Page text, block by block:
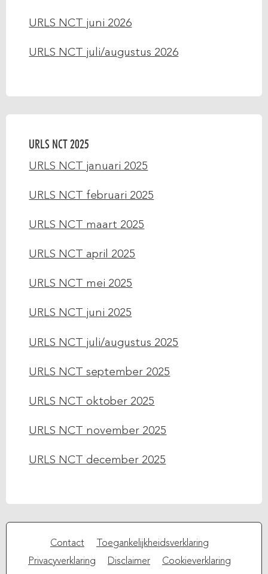
URLS NCT juni 2026
URLS NCT juli/augustus 2026
URLS NCT 2025
URLS NCT januari 2025
URLS NCT februari 2025
URLS NCT maart 2025
URLS NCT april 2025
URLS NCT mei 2025
URLS NCT juni 2025
URLS NCT juli/augustus 2025
URLS NCT september 2025
URLS NCT oktober 2025
URLS NCT november 2025
URLS NCT december 2025
Contact
Toegankelijkheidsverklaring
Privacyverklaring
Disclaimer Cookieverklaring